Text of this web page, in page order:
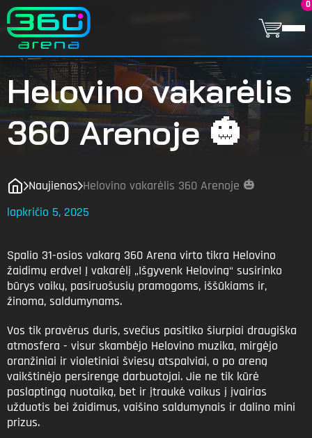
0
Helovino vakarėlis
360 Arenoje 🎃
Naujienos Helovino vakarėlis 360 Arenoje 🎃
lapkričio 5, 2025
Spalio 31-osios vakarą 360 Arena virto tikra Helovino
žaidimų erdve! Į vakarėlį „Išgyvenk Heloviną“ susirinko
būrys vaikų, pasiruošusių pramogoms, iššūkiams ir,
žinoma, saldumynams.
Vos tik pravėrus duris, svečius pasitiko šiurpiai draugiška
atmosfera - visur skambėjo Helovino muzika, mirgėjo
oranžiniai ir violetiniai šviesų atspalviai, o po areną
vaikštinėjo persirengę darbuotojai. Jie ne tik kūrė
paslaptingą nuotaiką, bet ir įtraukė vaikus į įvairias
užduotis bei žaidimus, vaišino saldumynais ir dalino mini
prizus.